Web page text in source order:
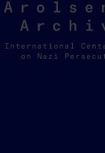
Arolsen
Archives